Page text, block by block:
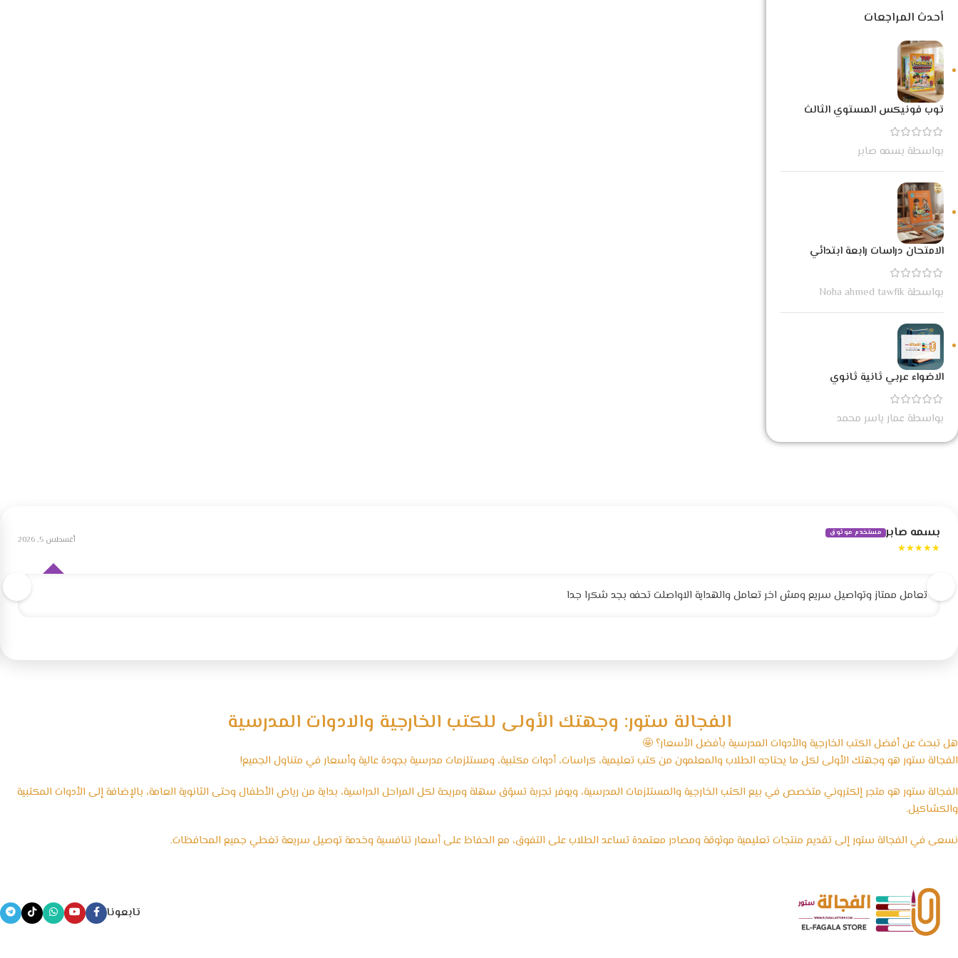
أحدث المراجعات
توب فونيكس المستوي الثالث
بواسطة بسمه صابر
الامتحان دراسات رابعة ابتدائي
بواسطة Noha ahmed tawfik
الاضواء عربي ثانية ثانوي
بواسطة عمار ياسر محمد
بسمه صابر مستخدم موثوق
★★★★★
أغسطس 5, 2026
تعامل ممتاز وتواصيل سريع ومش اخر تعامل والهداية الاواصلت تحفه بجد شكرا جدا
الفجالة ستور: وجهتك الأولى للكتب الخارجية والادوات المدرسية
هل تبحث عن أفضل الكتب الخارجية والأدوات المدرسية بأفضل الأسعار؟ 🤩
الفجالة ستور هو وجهتك الأولى لكل ما يحتاجه الطلاب والمعلمون من كتب تعليمية، كراسات، أدوات مكتبية، ومستلزمات مدرسية بجودة عالية وأسعار في متناول الجميع!
الفجالة ستور هو متجر إلكتروني متخصص في بيع الكتب الخارجية والمستلزمات المدرسية، ويوفر تجربة تسوّق سهلة ومريحة لكل المراحل الدراسية، بداية من رياض الأطفال وحتى الثانوية العامة، بالإضافة إلى الأدوات المكتبية
والكشاكيل.
نسعى في الفجالة ستور إلى تقديم منتجات تعليمية موثوقة ومصادر معتمدة تساعد الطلاب على التفوق، مع الحفاظ على أسعار تنافسية وخدمة توصيل سريعة تغطي جميع المحافظات.
تابعونا